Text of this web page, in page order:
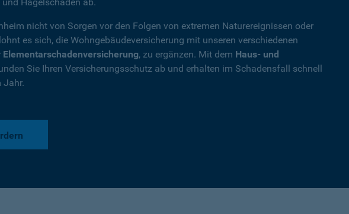
nicht von Sorgen vor den Folgen von extremen Naturereignissen oder
es sich, die Wohngebäudeversicherung mit unseren verschiedenen
Elementarschadenversicherung, zu ergänzen. Mit dem Haus- und
Sie Ihren Versicherungsschutz ab und erhalten im Schadensfall schnell
Jahr.